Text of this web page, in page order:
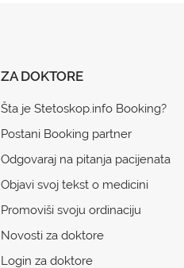
ZA DOKTORE
Šta je Stetoskop.info Booking?
Postani Booking partner
Odgovaraj na pitanja pacijenata
Objavi svoj tekst o medicini
Promoviši svoju ordinaciju
Novosti za doktore
Login za doktore